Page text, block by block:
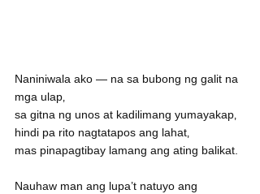
Naniniwala ako — na sa bubong ng galit na
mga ulap‚
sa gitna ng unos at kadilimang yumayakap‚
hindi pa rito nagtatapos ang lahat‚
mas pinapagtibay lamang ang ating balikat.
Nauhaw man ang lupa’t natuyo ang